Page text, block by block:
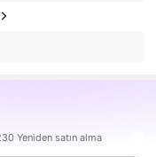
Yeniden satın alma